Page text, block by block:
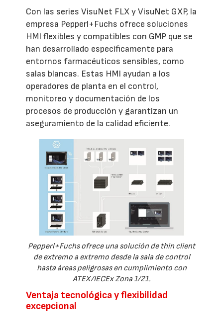
Con las series VisuNet FLX y VisuNet GXP, la
empresa Pepperl+Fuchs ofrece soluciones
HMI flexibles y compatibles con GMP que se
han desarrollado específicamente para
entornos farmacéuticos sensibles, como
salas blancas. Estas HMI ayudan a los
operadores de planta en el control,
monitoreo y documentación de los
procesos de producción y garantizan un
aseguramiento de la calidad eficiente.
Pepperl+Fuchs ofrece una solución de thin client
de extremo a extremo desde la sala de control
hasta áreas peligrosas en cumplimiento con
ATEX/IECEx Zona 1/21.
Ventaja tecnológica y flexibilidad
excepcional